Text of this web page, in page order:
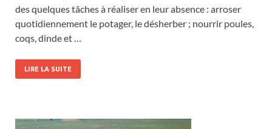
des quelques tâches à réaliser en leur absence : arroser
quotidiennement le potager, le désherber ; nourrir poules,
coqs, dinde et …
LIRE LA SUITE